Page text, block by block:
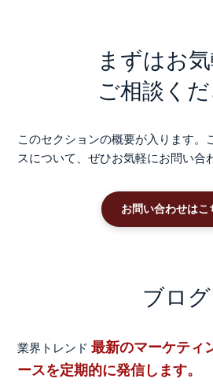
まずはお
ご相談く
このセクションの概要が入ります。
スについて、ぜひお気軽にお問い合
お問い合わせはこ
ブログ
業界トレンド 最新のマーケティ
ースを定期的に発信します。